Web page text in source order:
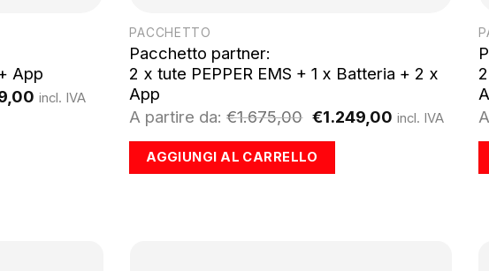
App
Ilincl. IVA
PACCHETTO
Pacchetto partner:
2 x tute PEPPER EMS + 1 x Batteria + 2 x
App
A partire da:€1.675,00 Il
originale
era:
€1.675,00.
€1.249,00Ilincl. IVA
AGGIUNGI AL CARRELLO